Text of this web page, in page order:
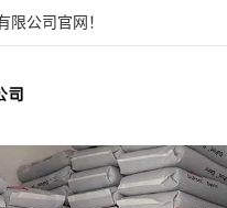
限公司官网！